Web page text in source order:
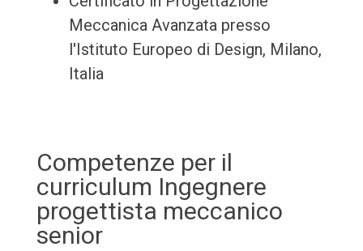
Meccanica Avanzata presso
l'Istituto Europeo di Design, Milano,
Italia
Competenze per il
curriculum Ingegnere
progettista meccanico
senior